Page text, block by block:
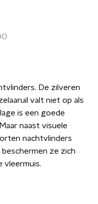
De zilveren
valt niet op als
is een goede
naast visuele
nachtvlinders
ze zich
vleermuis.